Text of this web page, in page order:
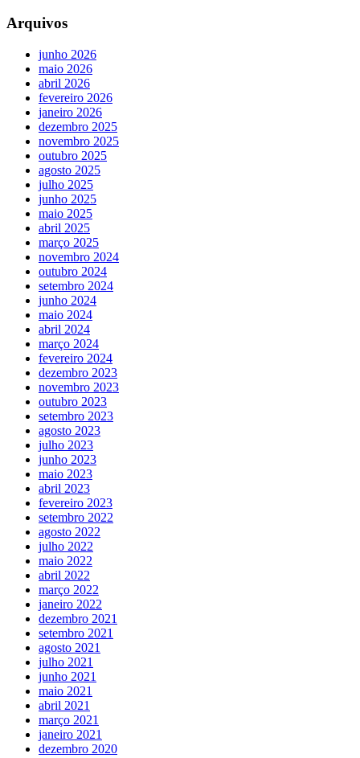
Arquivos
junho 2026
maio 2026
abril 2026
fevereiro 2026
janeiro 2026
dezembro 2025
novembro 2025
outubro 2025
agosto 2025
julho 2025
junho 2025
maio 2025
abril 2025
março 2025
novembro 2024
outubro 2024
setembro 2024
junho 2024
maio 2024
abril 2024
março 2024
fevereiro 2024
dezembro 2023
novembro 2023
outubro 2023
setembro 2023
agosto 2023
julho 2023
junho 2023
maio 2023
abril 2023
fevereiro 2023
setembro 2022
agosto 2022
julho 2022
maio 2022
abril 2022
março 2022
janeiro 2022
dezembro 2021
setembro 2021
agosto 2021
julho 2021
junho 2021
maio 2021
abril 2021
março 2021
janeiro 2021
dezembro 2020